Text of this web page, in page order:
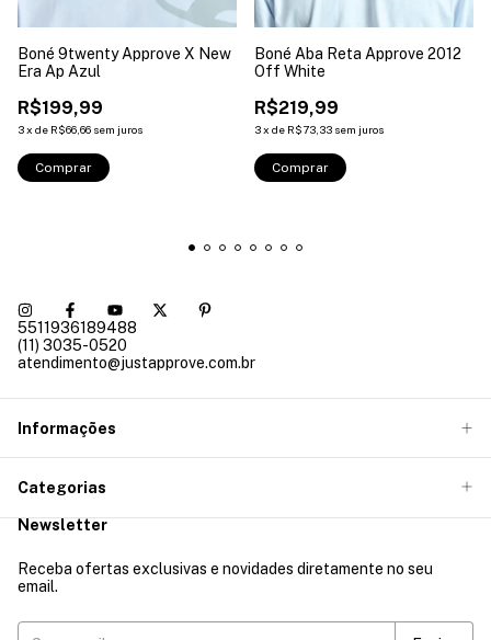
Boné 9twenty Approve X New
Era Ap Azul
R$199,99
3x de R$66,66 sem juros
Comprar
Boné Aba Reta Approve 2012
Off White
R$219,99
3x de R$73,33 sem juros
Comprar
5511936189488
(11) 3035-0520
atendimento@justapprove.com.br
Informações
Categorias
Newsletter
Receba ofertas exclusivas e novidades diretamente no seu
email.